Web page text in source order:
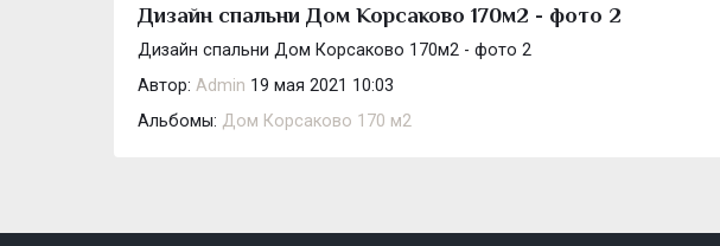
Дизайн спальни Дом Корсаково 170м2 - фото 2
Дизайн спальни Дом Корсаково 170м2 - фото 2
Автор: Admin 19 мая 2021 10:03
Альбомы: Дом Корсаково 170 м2